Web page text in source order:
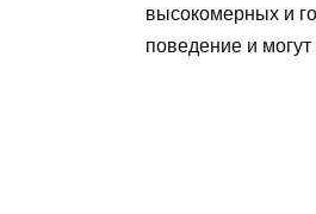
высокомерных и
поведение и